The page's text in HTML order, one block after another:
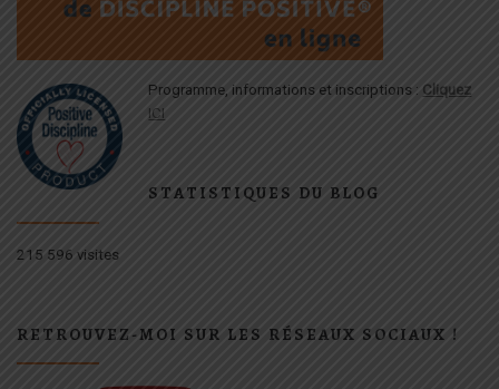
Programme, informations et inscriptions : Cliquez
ICI
STATISTIQUES DU BLOG
215 596 visites
RETROUVEZ-MOI SUR LES RÉSEAUX SOCIAUX !